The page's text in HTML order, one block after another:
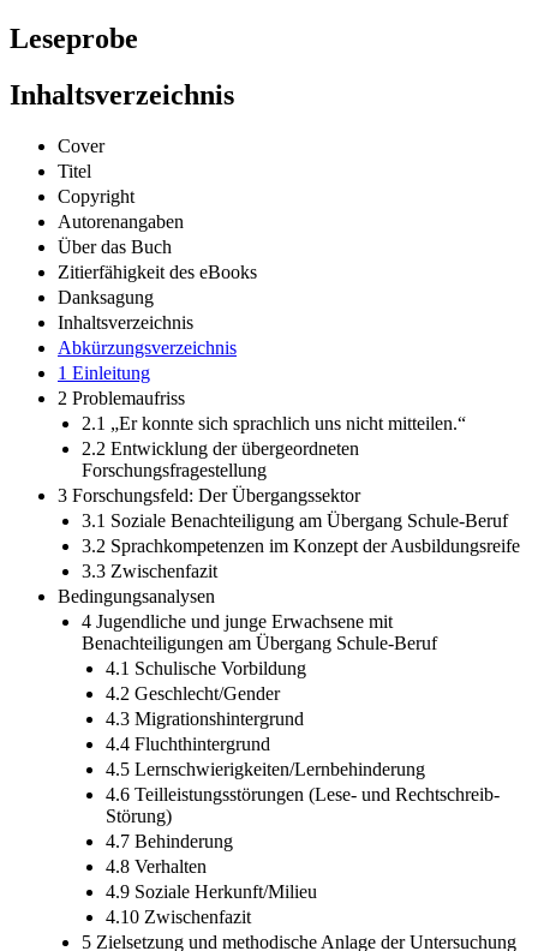
Leseprobe
Inhaltsverzeichnis
Cover
Titel
Copyright
Autorenangaben
Über das Buch
Zitierfähigkeit des eBooks
Danksagung
Inhaltsverzeichnis
Abkürzungsverzeichnis
1 Einleitung
2 Problemaufriss
2.1 „Er konnte sich sprachlich uns nicht mitteilen.“
2.2 Entwicklung der übergeordneten
Forschungsfragestellung
3 Forschungsfeld: Der Übergangssektor
3.1 Soziale Benachteiligung am Übergang Schule-Beruf
3.2 Sprachkompetenzen im Konzept der Ausbildungsreife
3.3 Zwischenfazit
Bedingungsanalysen
4 Jugendliche und junge Erwachsene mit
Benachteiligungen am Übergang Schule-Beruf
4.1 Schulische Vorbildung
4.2 Geschlecht/Gender
4.3 Migrationshintergrund
4.4 Fluchthintergrund
4.5 Lernschwierigkeiten/Lernbehinderung
4.6 Teilleistungsstörungen (Lese- und Rechtschreib-
Störung)
4.7 Behinderung
4.8 Verhalten
4.9 Soziale Herkunft/Milieu
4.10 Zwischenfazit
5 Zielsetzung und methodische Anlage der Untersuchung